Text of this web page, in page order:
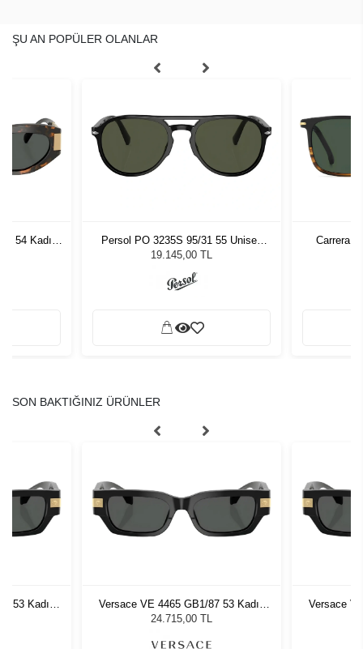
ŞU AN POPÜLER OLANLAR
- 54 Kadın
Persol PO 3235S 95/31 55 Unisex
Güneş Gözlüğü
19.145,00 TL
Carrera
SON BAKTIĞINIZ ÜRÜNLER
53 Kadın
Versace VE 4465 GB1/87 53 Kadın
Güneş Gözlüğü
24.715,00 TL
Versace